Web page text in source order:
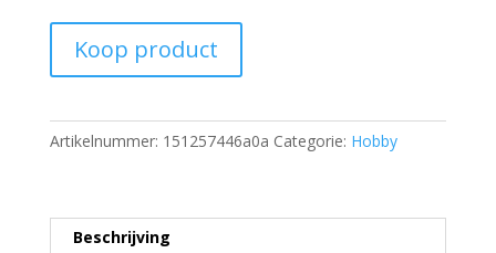
Koop product
Artikelnummer: 151257446a0a Categorie: Hobby
Beschrijving